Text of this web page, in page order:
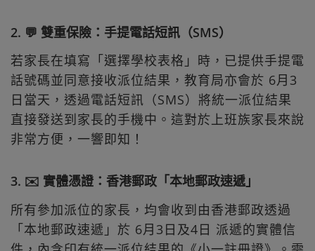
2. 💬 雙重保險：手提電話短訊（SMS）
若家長在填寫「選擇學校表格」時，已提供手提電
話號碼並同意接收派位結果，教育局亦會於 6月3
日當天，透過電話短訊（SMS）將統一派位結果
直接發送到家長的手機中。這對於上班族家長來說
非常方便，一響即知！
3. ✉️ 實體憑證：香港郵政「本地郵政速遞」
所有參加派位的家長，均會收到由香港郵政透過
「本地郵政速遞」於 6月3日及4日 派遞的實體信